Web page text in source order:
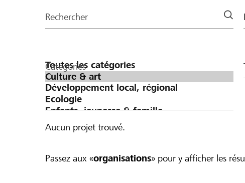
la
Rechercher
Catégories
Aucun projet trouvé.
Passez aux «organisations» pour y afficher les